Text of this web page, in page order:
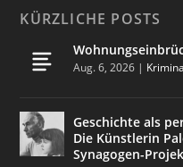
KÜRZLICHE POSTS
Aug. 6, 2026 |
Geschichte als
Die Künstlerin
Synagogen-